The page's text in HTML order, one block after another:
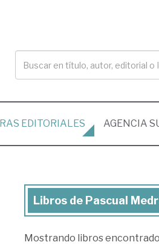
EDITORIALES AGENCIA
Libros
Libros de Pascual
Mostrando libros